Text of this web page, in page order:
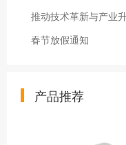
推动技术革新与产业
春节放假通知
产品推荐